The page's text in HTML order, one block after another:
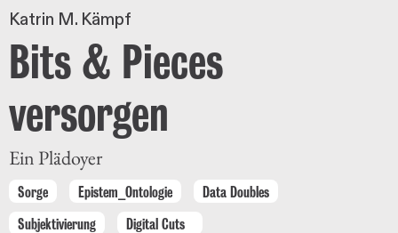
Katrin M. Kämpf
Bits & Pieces
versorgen
Ein Plädoyer
Sorge Epistem_Ontologie
Data Doubles
Subjektivierung
Digital Cuts